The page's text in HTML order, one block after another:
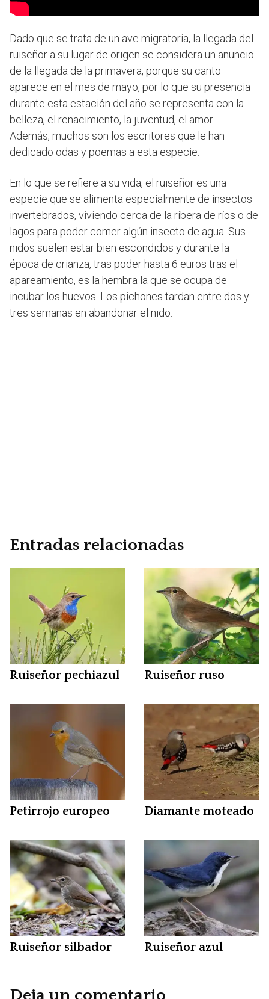
Dado que se trata de un ave migratoria, la llegada del
ruiseñor a su lugar de origen se considera un anuncio
de la llegada de la primavera, porque su canto
aparece en el mes de mayo, por lo que su presencia
durante esta estación del año se representa con la
belleza, el renacimiento, la juventud, el amor…
Además, muchos son los escritores que le han
dedicado odas y poemas a esta especie.
En lo que se refiere a su vida, el ruiseñor es una
especie que se alimenta especialmente de insectos
invertebrados, viviendo cerca de la ribera de ríos o de
lagos para poder comer algún insecto de agua. Sus
nidos suelen estar bien escondidos y durante la
época de crianza, tras poder hasta 6 euros tras el
apareamiento, es la hembra la que se ocupa de
incubar los huevos. Los pichones tardan entre dos y
tres semanas en abandonar el nido.
Entradas relacionadas
Ruiseñor pechiazul Ruiseñor ruso
Petirrojo europeo Diamante moteado
Ruiseñor silbador Ruiseñor azul
Deja un comentario